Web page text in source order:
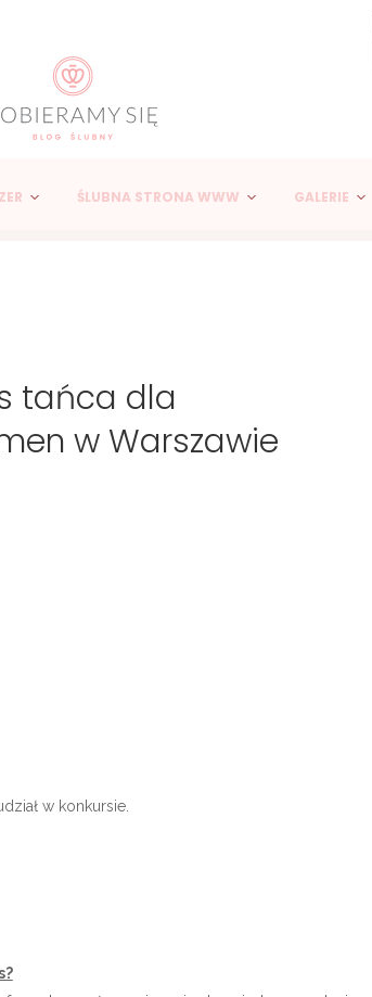
ŚLUBNA STRONA WWW GALERIE
tańca dla
w Warszawie
w konkursie.